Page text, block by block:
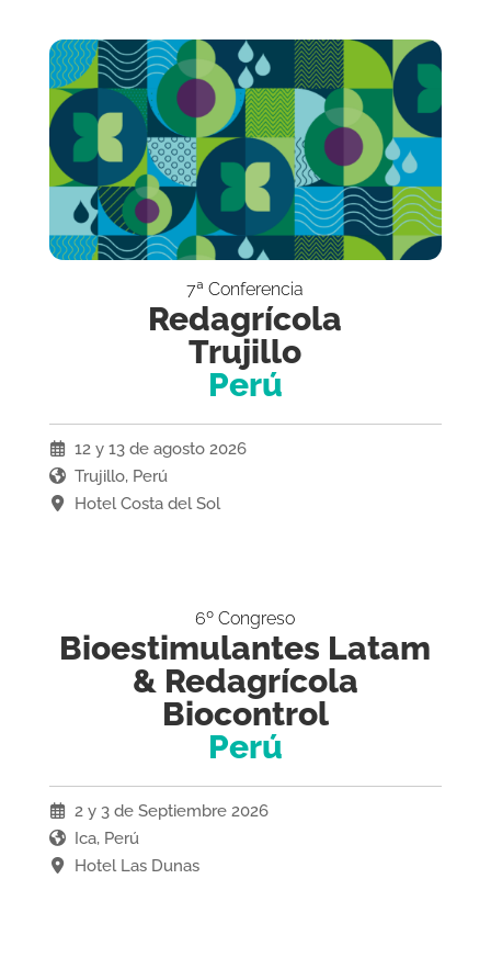
7ª Conferencia
Redagrícola
Trujillo
Perú
12 y 13 de agosto 2026
Trujillo, Perú
Hotel Costa del Sol
6º Congreso
Bioestimulantes Latam
& Redagrícola
Biocontrol
Perú
2 y 3 de Septiembre 2026
Ica, Perú
Hotel Las Dunas